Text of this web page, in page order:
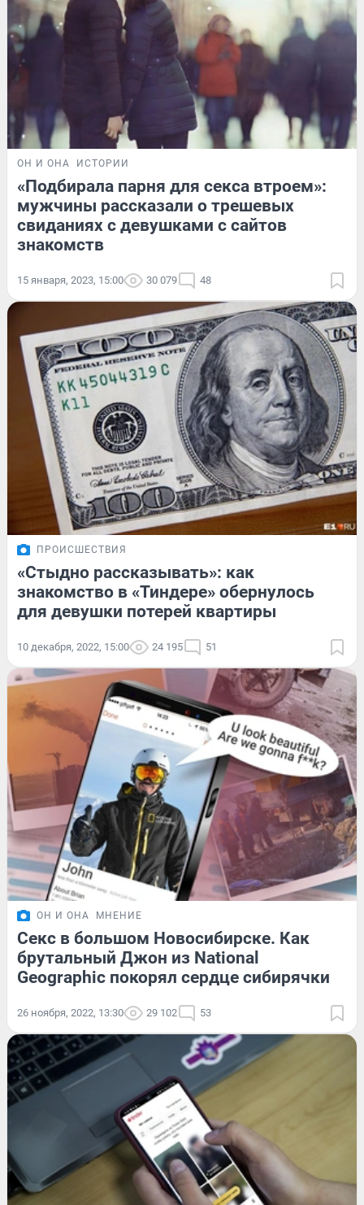
ОН И ОНА ИСТОРИИ
«Подбирала парня для секса втроем»:
мужчины рассказали о трешевых
свиданиях с девушками с сайтов
знакомств
15 января, 2023, 15:00 30 079 48
ПРОИСШЕСТВИЯ
«Стыдно рассказывать»: как
знакомство в «Тиндере» обернулось
для девушки потерей квартиры
10 декабря, 2022, 15:00 24 195 51
ОН И ОНА МНЕНИЕ
Секс в большом Новосибирске. Как
брутальный Джон из National
Geographic покорял сердце сибирячки
26 ноября, 2022, 13:30 29 102 53